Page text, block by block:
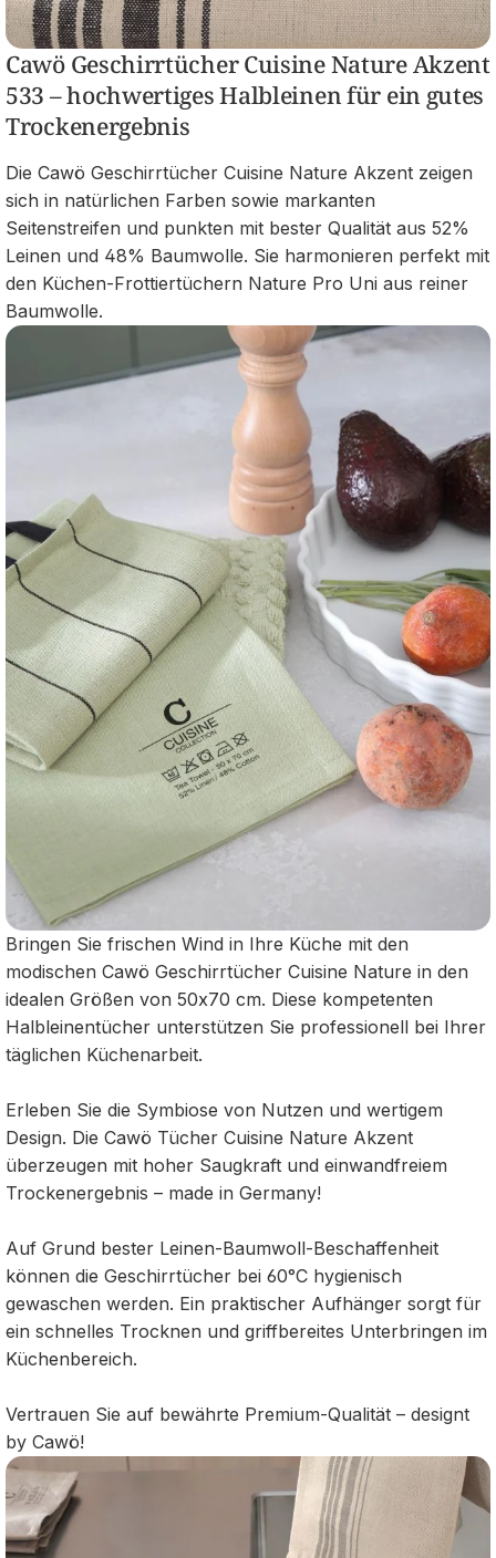
Cawö Geschirrtücher Cuisine Nature Akzent
533 – hochwertiges Halbleinen für ein gutes
Trockenergebnis
Die Cawö Geschirrtücher Cuisine Nature Akzent zeigen
sich in natürlichen Farben sowie markanten
Seitenstreifen und punkten mit bester Qualität aus 52%
Leinen und 48% Baumwolle. Sie harmonieren perfekt mit
den Küchen-Frottiertüchern Nature Pro Uni aus reiner
Baumwolle.
Bringen Sie frischen Wind in Ihre Küche mit den
modischen Cawö Geschirrtücher Cuisine Nature in den
idealen Größen von 50x70 cm. Diese kompetenten
Halbleinentücher unterstützen Sie professionell bei Ihrer
täglichen Küchenarbeit.
Erleben Sie die Symbiose von Nutzen und wertigem
Design. Die Cawö Tücher Cuisine Nature Akzent
überzeugen mit hoher Saugkraft und einwandfreiem
Trockenergebnis – made in Germany!
Auf Grund bester Leinen-Baumwoll-Beschaffenheit
können die Geschirrtücher bei 60°C hygienisch
gewaschen werden. Ein praktischer Aufhänger sorgt für
ein schnelles Trocknen und griffbereites Unterbringen im
Küchenbereich.
Vertrauen Sie auf bewährte Premium-Qualität – designt
by Cawö!